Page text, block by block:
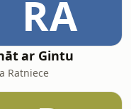
Biezā
RA
ar Gintu
Ratniece